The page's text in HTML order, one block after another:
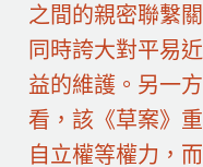
之間的親密聯繫
同時誇大對平易
益的維護。另一
看，該《草案》
自立權等權力，